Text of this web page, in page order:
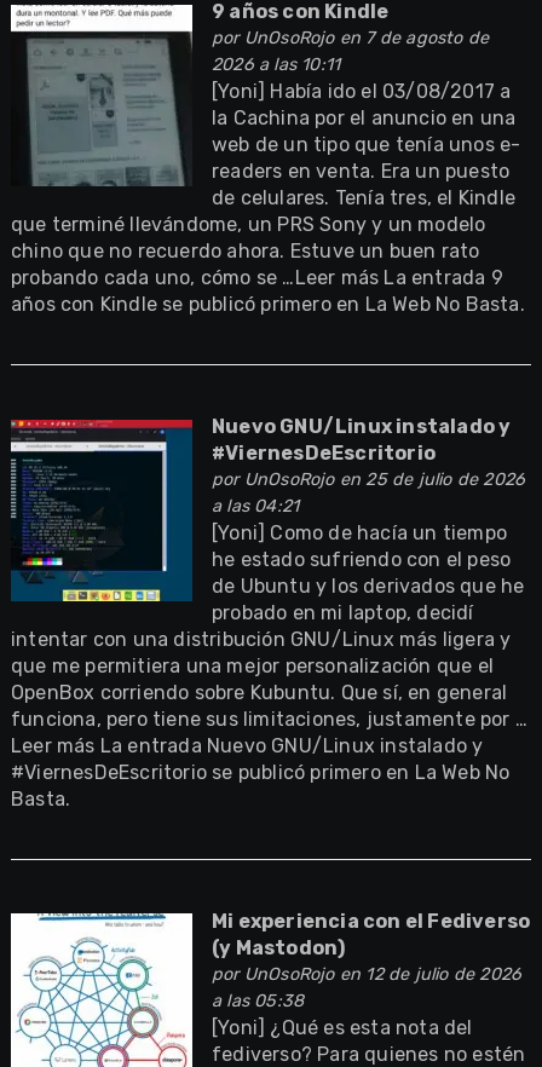
9 años con Kindle
por UnOsoRojoen 7 de agosto de
2026 a las 10:11
[Yoni] Había ido el 03/08/2017 a
la Cachina por el anuncio en una
web de un tipo que tenía unos e-
readers en venta. Era un puesto
de celulares. Tenía tres, el Kindle
que terminé llevándome, un PRS Sony y un modelo
chino que no recuerdo ahora. Estuve un buen rato
probando cada uno, cómo se …Leer más La entrada 9
años con Kindle se publicó primero en La Web No Basta.
Nuevo GNU/Linux instalado y
#ViernesDeEscritorio
por UnOsoRojoen 25 de julio de 2026
a las 04:21
[Yoni] Como de hacía un tiempo
he estado sufriendo con el peso
de Ubuntu y los derivados que he
probado en mi laptop, decidí
intentar con una distribución GNU/Linux más ligera y
que me permitiera una mejor personalización que el
OpenBox corriendo sobre Kubuntu. Que sí, en general
funciona, pero tiene sus limitaciones, justamente por …
Leer más La entrada Nuevo GNU/Linux instalado y
#ViernesDeEscritorio se publicó primero en La Web No
Basta.
Mi experiencia con el Fediverso
(y Mastodon)
por UnOsoRojoen 12 de julio de 2026
a las 05:38
[Yoni] ¿Qué es esta nota del
fediverso? Para quienes no estén